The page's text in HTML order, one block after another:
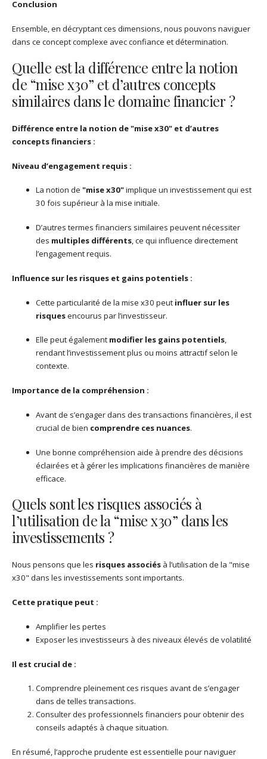
Conclusion
Ensemble, en décryptant ces dimensions, nous pouvons naviguer
dans ce concept complexe avec confiance et détermination.
Quelle est la différence entre la notion
de “mise x30” et d’autres concepts
similaires dans le domaine financier ?
Différence entre la notion de "mise x30" et d’autres
concepts financiers :
Niveau d’engagement requis :
La notion de "mise x30"implique un investissement qui est
30 fois supérieur à la mise initiale.
D’autres termes financiers similaires peuvent nécessiter
des multiples différents, ce qui influence directement
l’engagement requis.
Influence sur les risques et gains potentiels :
Cette particularité de la mise x30 peut influer sur les
risquesencourus par l’investisseur.
Elle peut également modifier les gains potentiels,
rendant l’investissement plus ou moins attractif selon le
contexte.
Importance de la compréhension :
Avant de s’engager dans des transactions financières, il est
crucial de bien comprendre ces nuances.
Une bonne compréhension aide à prendre des décisions
éclairées et à gérer les implications financières de manière
efficace.
Quels sont les risques associés à
l’utilisation de la “mise x30” dans les
investissements ?
Nous pensons que les risques associés à l’utilisation de la "mise
x30" dans les investissements sont importants.
Cette pratique peut :
Amplifier les pertes
Exposer les investisseurs à des niveaux élevés de volatilité
Il est crucial de :
Comprendre pleinement ces risques avant de s’engager
dans de telles transactions.
Consulter des professionnels financiers pour obtenir des
conseils adaptés à chaque situation.
En résumé, l’approche prudente est essentielle pour naviguer